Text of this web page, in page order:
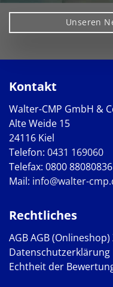
Unseren
Kontakt
Walter-CMP GmbH &
Alte Weide 15
24116 Kiel
Telefon: 0431 169060
Telefax: 0800 88080836
Mail: info@walter-
Rechtliches
AGBAGB (Onlineshop)
Datenschutzerklärung
Echtheit der